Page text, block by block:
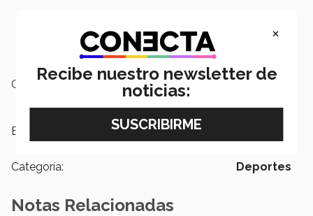
Campus: Laguna
Etiquetas:
Categoría: Deportes
Notas Relacionadas
×
Recibe nuestro newsletter de
noticias: